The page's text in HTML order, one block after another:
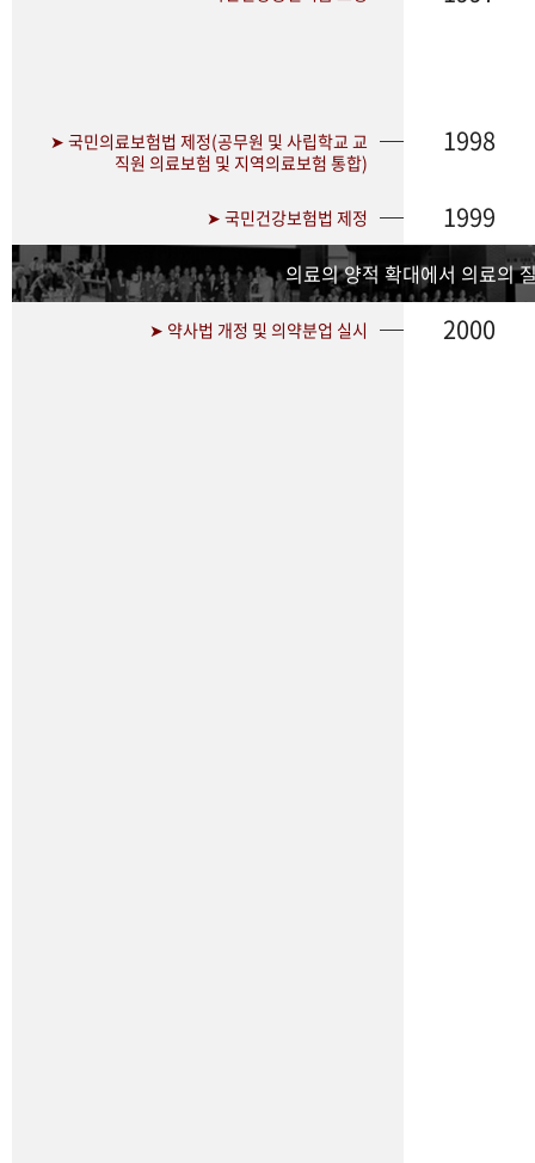
➤ 국민의료보험법 제정(공무원 및 사립학교 교
직원 의료보험 및 지역의료보험 통합)
1998
➤ 국민건강보험법 제정 1999
의료의 양적 확대에서 의료의
➤ 약사법 개정 및 의약분업 실시 2000